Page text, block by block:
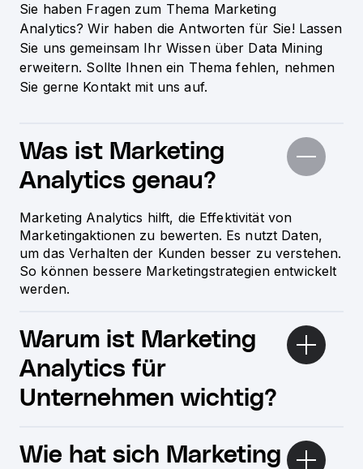
Sie haben Fragen zum Thema Marketing
Analytics? Wir haben die Antworten für Sie! Lassen
Sie uns gemeinsam Ihr Wissen über Data Mining
erweitern. Sollte Ihnen ein Thema fehlen, nehmen
Sie gerne Kontakt mit uns auf.
Was ist Marketing
Analytics genau?
Marketing Analytics hilft, die Effektivität von
Marketingaktionen zu bewerten. Es nutzt Daten,
um das Verhalten der Kunden besser zu verstehen.
So können bessere Marketingstrategien entwickelt
werden.
Warum ist Marketing
Analytics für
Unternehmen wichtig?
Wie hat sich Marketing